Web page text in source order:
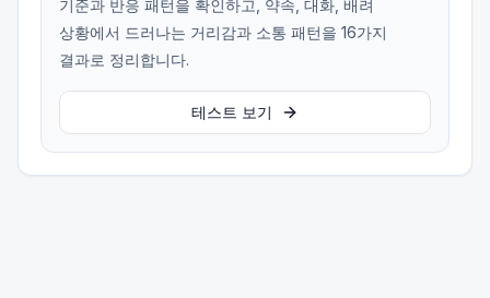
기준과 반응 패턴을 확인하고, 약속, 대화, 배려
상황에서 드러나는 거리감과 소통 패턴을 16가지
결과로 정리합니다.
테스트 보기